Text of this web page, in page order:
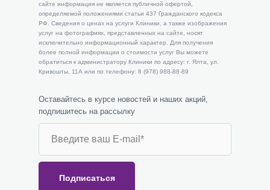
Подписаться
сайте информация не является публичной офертой,
определяемой положениями статьи 437 Гражданского кодекса
РФ. Сведения о ценах на услуги Клиники, а также изображения
услуг на фотографиях, представленных на сайте, носят
исключительно информационный характер. Для получения
более полной информации о стоимости услуг Вы можете
обратиться к администратору Клиники по адресу: г. Ялта, ул.
Кривошты, 11А или по телефону: 8 (978) 988-88-89
Оставайтесь в курсе новостей и наших акций,
подпишитесь на рассылку